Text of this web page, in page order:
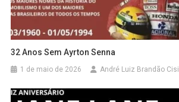
32 Anos Sem Ayrton Senna
1 de maio de 2026 André Luiz Brandão Cisi